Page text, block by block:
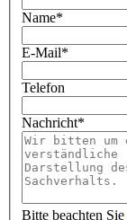
Name*
E-Mail*
Telefon
Nachricht*
Bitte beachten Sie